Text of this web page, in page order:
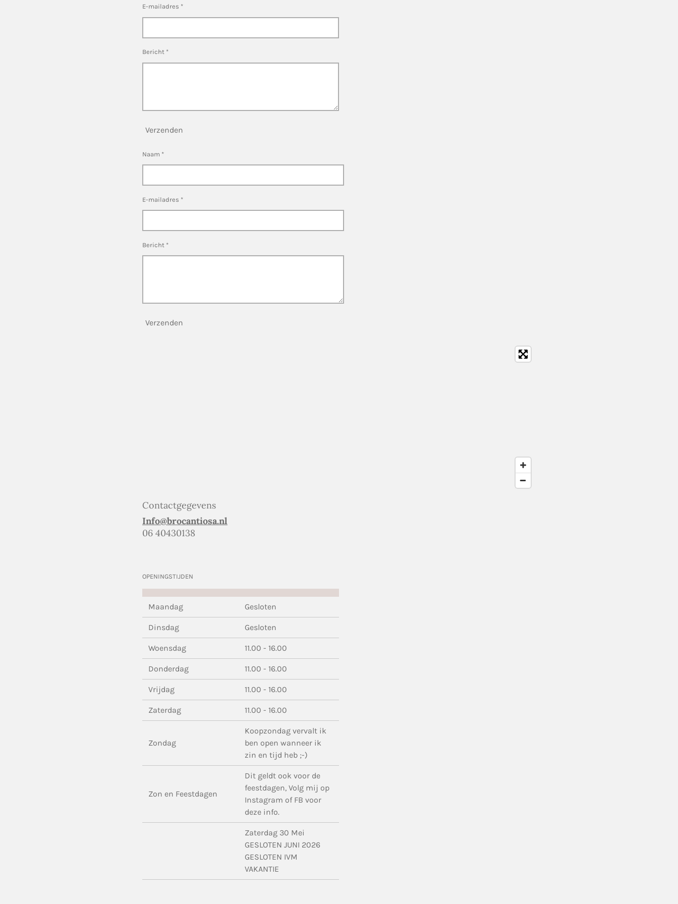
E-mailadres *
Bericht *
Verzenden
Naam *
E-mailadres *
Bericht *
Verzenden
Contactgegevens
Info@brocantiosa.nl
06 40430138
OPENINGSTIJDEN
Maandag Gesloten
Dinsdag Gesloten
Woensdag 11.00 - 16.00
Donderdag 11.00 - 16.00
Vrijdag 11.00 - 16.00
Zaterdag 11.00 - 16.00
Zondag
Koopzondag vervalt ik
ben open wanneer ik
zin en tijd heb ;-)
Zon en Feestdagen
Dit geldt ook voor de
feestdagen, Volg mij op
Instagram of FB voor
deze info.
Zaterdag 30 Mei
GESLOTEN JUNI 2026
GESLOTEN IVM
VAKANTIE